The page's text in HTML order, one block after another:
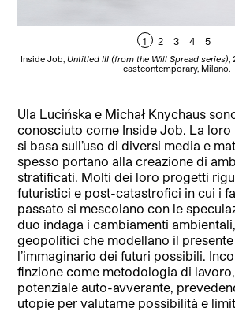
1 2 3 4 5
Inside Job, Untitled III (from the Will Spread series),
eastcontemporary, Milano.
Ula Lucińska e Michał Knychaus
conosciuto come Inside Job. La
si basa sull’uso di diversi media e
spesso portano alla creazione di
stratificati. Molti dei loro progetti
futuristici e post-catastrofici in cui i
passato si mescolano con le
duo indaga i cambiamenti
geopolitici che modellano il
l’immaginario dei futuri possibili.
finzione come metodologia di
potenziale auto-avverante,
utopie per valutarne possibilità e